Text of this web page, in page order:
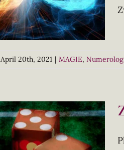
April 20th, 2021 | MAGIE,